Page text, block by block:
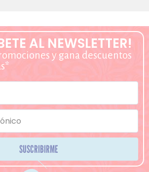
AL NEWSLETTER!
y gana descuentos
SUSCRIBIRME